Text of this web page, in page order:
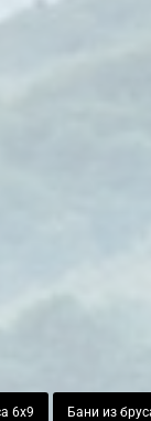
6х9 Бани из